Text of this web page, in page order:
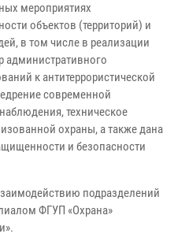
мероприятиях
объектов (территорий) и
в том числе в реализации
к антитеррористической
современной
техническое
охраны, а также дана
и безопасности
подразделений
ФГУП «Охрана»